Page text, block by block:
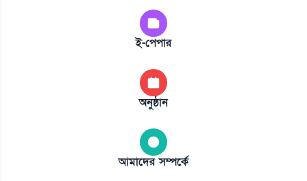
ই-পেপার
অনুষ্ঠান
আমাদের সম্পর্কে